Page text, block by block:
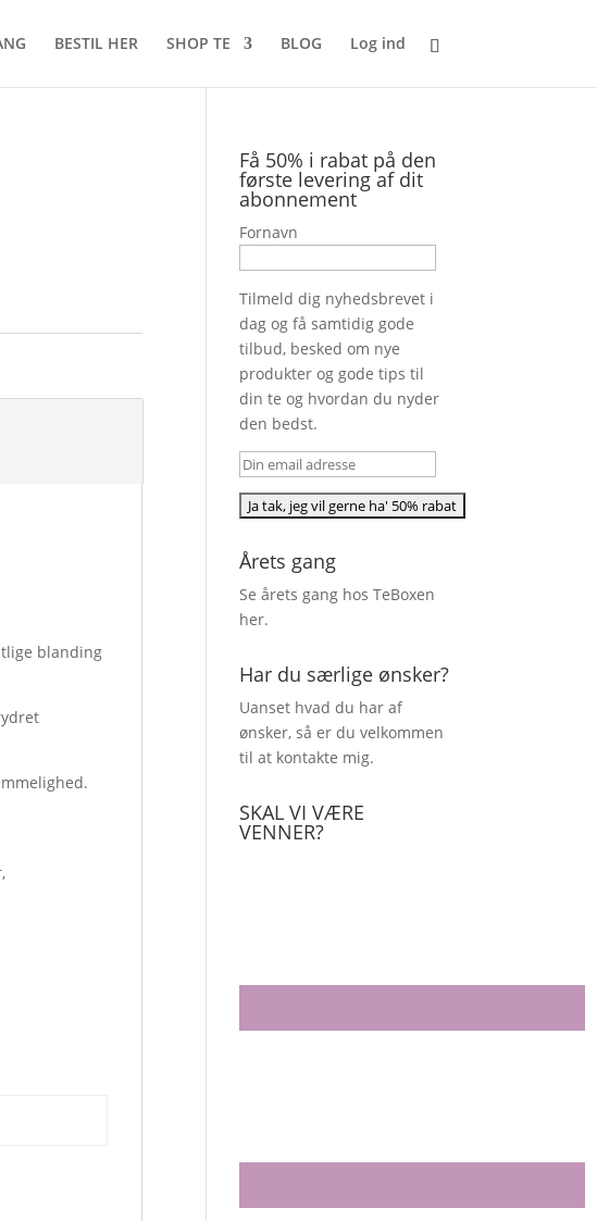
BESTIL HER SHOP TE BLOG Log ind
blanding
Få 50% i rabat på den
første levering af dit
abonnement
Fornavn
Tilmeld dig nyhedsbrevet i
dag og få samtidig gode
tilbud, besked om nye
produkter og gode tips til
din te og hvordan du nyder
den bedst.
Årets gang
Se årets gang hos TeBoxen
her.
Har du særlige ønsker?
Uanset hvad du har af
ønsker, så er du velkommen
til at kontakte mig.
SKAL VI VÆRE
VENNER?